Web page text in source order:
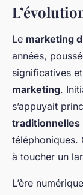
Le marketing
années,
significatives
marketing.
s’appuyait
traditionnelles
téléphoniques.
à toucher un
L’ère